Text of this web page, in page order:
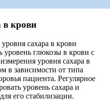
в крови
сахара в крови
уровень глюкозы в крови с
уровня сахара в
в зависимости от типа
пациента. Регулярное
уровень сахара и
его стабилизации.